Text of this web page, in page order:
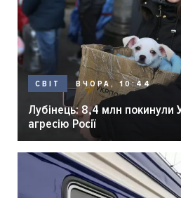
СВІТ ВЧОРА, 10:44
Лубінець: 8,4 млн покинули
агресію Росії